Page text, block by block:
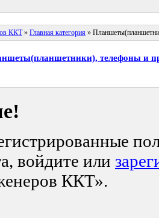
ККТ» Главная категория »
телефоны и
войдите или
ККТ».